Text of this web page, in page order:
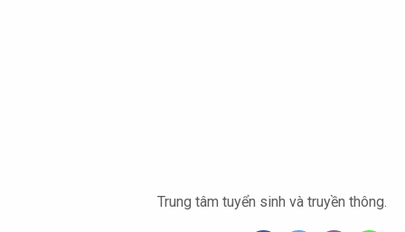
Trung tâm tuyển sinh và truyền thông.